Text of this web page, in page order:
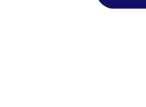
เว็บไซต์ของเรา โปรดศึกษา น